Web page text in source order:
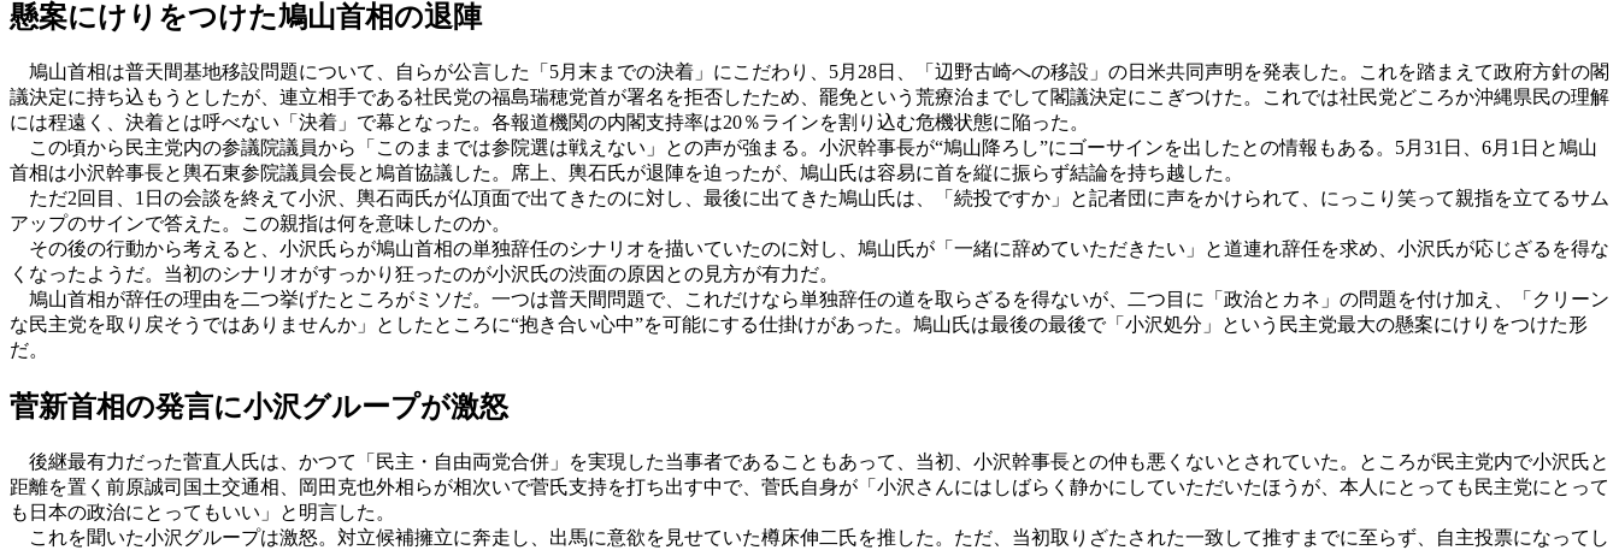
懸案にけりをつけた鳩山首相の退陣
鳩山首相は普天間基地移設問題について、自らが公言した「5月末までの決着」にこだわり、5月28日、「辺野古崎への移設」の日米共同声明を発表した。これを踏まえて政府方針の閣
議決定に持ち込もうとしたが、連立相手である社民党の福島瑞穂党首が署名を拒否したため、罷免という荒療治までして閣議決定にこぎつけた。これでは社民党どころか沖縄県民の理解
には程遠く、決着とは呼べない「決着」で幕となった。各報道機関の内閣支持率は20％ラインを割り込む危機状態に陥った。
この頃から民主党内の参議院議員から「このままでは参院選は戦えない」との声が強まる。小沢幹事長が“鳩山降ろし”にゴーサインを出したとの情報もある。5月31日、6月1日と鳩山
首相は小沢幹事長と輿石東参院議員会長と鳩首協議した。席上、輿石氏が退陣を迫ったが、鳩山氏は容易に首を縦に振らず結論を持ち越した。
ただ2回目、1日の会談を終えて小沢、輿石両氏が仏頂面で出てきたのに対し、最後に出てきた鳩山氏は、「続投ですか」と記者団に声をかけられて、にっこり笑って親指を立てるサム
アップのサインで答えた。この親指は何を意味したのか。
その後の行動から考えると、小沢氏らが鳩山首相の単独辞任のシナリオを描いていたのに対し、鳩山氏が「一緒に辞めていただきたい」と道連れ辞任を求め、小沢氏が応じざるを得な
くなったようだ。当初のシナリオがすっかり狂ったのが小沢氏の渋面の原因との見方が有力だ。
鳩山首相が辞任の理由を二つ挙げたところがミソだ。一つは普天間問題で、これだけなら単独辞任の道を取らざるを得ないが、二つ目に「政治とカネ」の問題を付け加え、「クリーン
な民主党を取り戻そうではありませんか」としたところに“抱き合い心中”を可能にする仕掛けがあった。鳩山氏は最後の最後で「小沢処分」という民主党最大の懸案にけりをつけた形
だ。
菅新首相の発言に小沢グループが激怒
後継最有力だった菅直人氏は、かつて「民主・自由両党合併」を実現した当事者であることもあって、当初、小沢幹事長との仲も悪くないとされていた。ところが民主党内で小沢氏と
距離を置く前原誠司国土交通相、岡田克也外相らが相次いで菅氏支持を打ち出す中で、菅氏自身が「小沢さんにはしばらく静かにしていただいたほうが、本人にとっても民主党にとって
も日本の政治にとってもいい」と明言した。
これを聞いた小沢グループは激怒。対立候補擁立に奔走し、出馬に意欲を見せていた樽床伸二氏を推した。ただ、当初取りざたされた一致して推すまでに至らず、自主投票になってし